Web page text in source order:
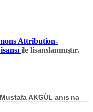
Attribution-
ile lisanslanmıştır.
AKGÜL anısına